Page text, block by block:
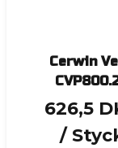
Cerwin
626,5
/